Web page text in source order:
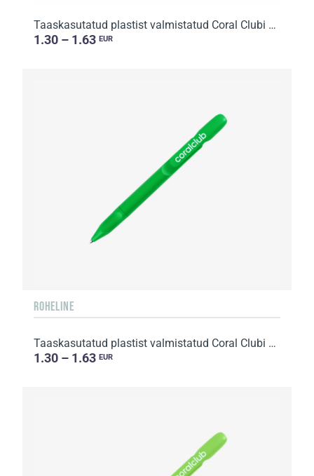
Taaskasutatud plastist valmistatud Coral Clubi pastapliiats
1.30 – 1.63 EUR
ROHELINE
Taaskasutatud plastist valmistatud Coral Clubi pastapliiats
1.30 – 1.63 EUR